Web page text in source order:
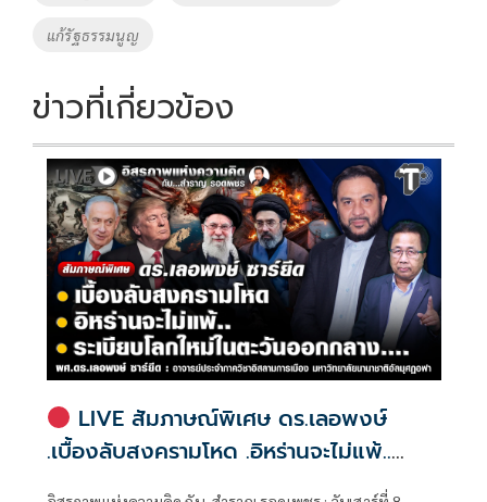
แก้รัฐธรรมนูญ
ข่าวที่เกี่ยวข้อง
LIVE สัมภาษณ์พิเศษ ดร.เลอพงษ์
.เบื้องลับสงครามโหด .อิหร่านจะไม่แพ้..